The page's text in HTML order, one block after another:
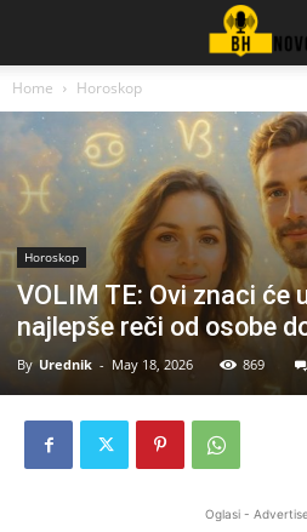
Home Horoskop
Horoskop
VOLIM TE: Ovi znaci će
najlepše reči od osobe
By Urednik - May 18, 2026 869
Oglasi -